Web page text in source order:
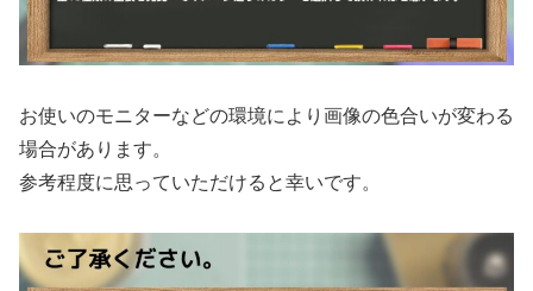
お使いのモニターなどの環境により画像の色合いが変わる
場合があります。
参考程度に思っていただけると幸いです。